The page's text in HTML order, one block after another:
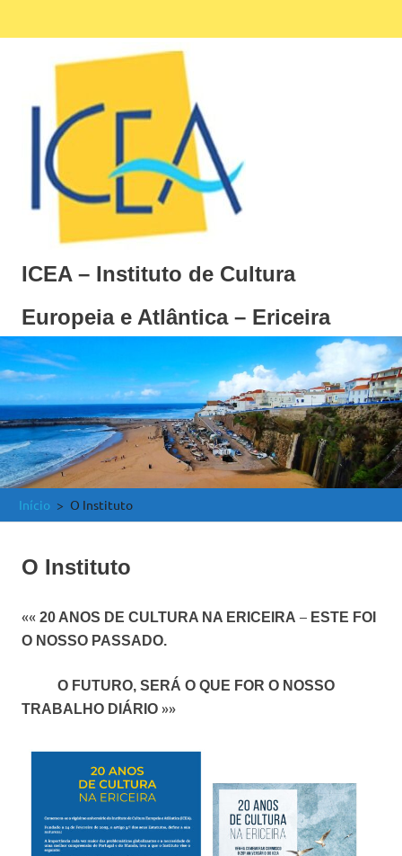
ICEA – Instituto de Cultura
Europeia e Atlântica – Ericeira
Instituto
de
Cultura
Europeia
e
Atlântica
Início O Instituto
O Instituto
«« 20 ANOS DE CULTURA NA ERICEIRA – ESTE FOI
O NOSSO PASSADO.
O FUTURO, SERÁ O QUE FOR O NOSSO
TRABALHO DIÁRIO »»